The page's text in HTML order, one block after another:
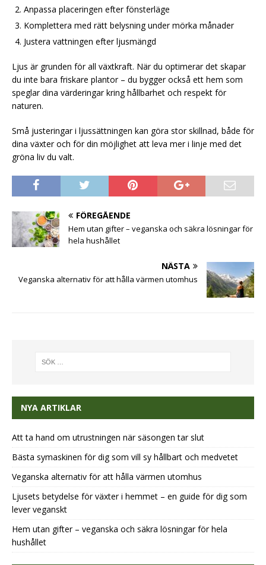
Anpassa placeringen efter fönsterläge
Komplettera med rätt belysning under mörka månader
Justera vattningen efter ljusmängd
Ljus är grunden för all växtkraft. När du optimerar det skapar
du inte bara friskare plantor – du bygger också ett hem som
speglar dina värderingar kring hållbarhet och respekt för
naturen.
Små justeringar i ljussättningen kan göra stor skillnad, både för
dina växter och för din möjlighet att leva mer i linje med det
gröna liv du valt.
FÖREGÅENDE
Hem utan gifter – veganska och säkra lösningar för
hela hushållet
NÄSTA
Veganska alternativ för att hålla värmen utomhus
NYA ARTIKLAR
Att ta hand om utrustningen när säsongen tar slut
Bästa symaskinen för dig som vill sy hållbart och medvetet
Veganska alternativ för att hålla värmen utomhus
Ljusets betydelse för växter i hemmet – en guide för dig som
lever veganskt
Hem utan gifter – veganska och säkra lösningar för hela
hushållet